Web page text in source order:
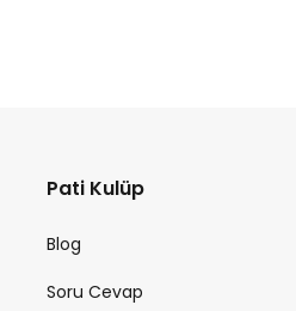
Pati Kulüp
Blog
Soru Cevap